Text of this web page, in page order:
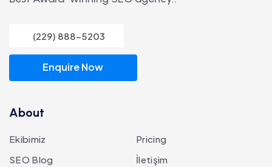
(229) 888-5203
Enquire Now
About
Ekibimiz
Pricing
SEO Blog
İletişim